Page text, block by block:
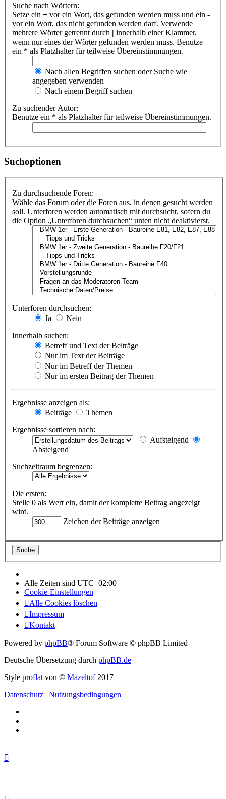
Suche nach Wörtern:
Setze ein + vor ein Wort, das gefunden werden muss und ein -
vor ein Wort, das nicht gefunden werden darf. Verwende
mehrere Wörter getrennt durch | innerhalb einer Klammer,
wenn nur eines der Wörter gefunden werden muss. Benutze
ein * als Platzhalter für teilweise Übereinstimmungen.
Nach allen Begriffen suchen oder Suche wie
angegeben verwenden
Nach einem Begriff suchen
Zu suchender Autor:
Benutze ein * als Platzhalter für teilweise Übereinstimmungen.
Suchoptionen
Zu durchsuchende Foren:
Wähle das Forum oder die Foren aus, in denen gesucht werden
soll. Unterforen werden automatisch mit durchsucht, sofern du
die Option „Unterforen durchsuchen“ unten nicht deaktivierst.
Unterforen durchsuchen:
Ja
Nein
Innerhalb suchen:
Betreff und Text der Beiträge
Nur im Text der Beiträge
Nur im Betreff der Themen
Nur im ersten Beitrag der Themen
Ergebnisse anzeigen als:
Beiträge
Themen
Ergebnisse sortieren nach:
Aufsteigend
Absteigend
Suchzeitraum begrenzen:
Die ersten:
Stelle 0 als Wert ein, damit der komplette Beitrag angezeigt
wird.
Zeichen der Beiträge anzeigen
Alle Zeiten sind UTC+02:00
Cookie-Einstellungen
Alle Cookies löschen
Impressum
Kontakt
Powered by phpBB® Forum Software © phpBB Limited
Deutsche Übersetzung durch phpBB.de
Style proflat von © Mazeltof2017
Datenschutz | Nutzungsbedingungen